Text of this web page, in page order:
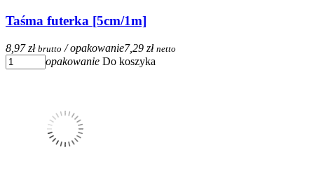
Taśma futerka [5cm/1m]
8,97 zł brutto / opakowanie7,29 zł netto
opakowanie Do koszyka